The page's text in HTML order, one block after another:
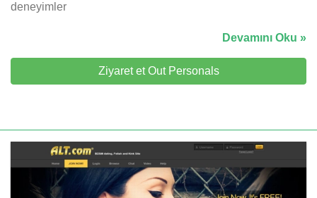
deneyimler
Devamını Oku »
Ziyaret et Out Personals